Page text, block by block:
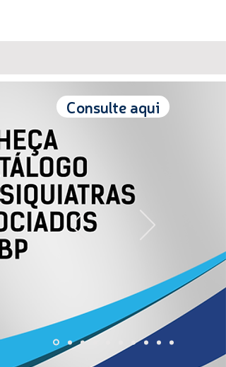
Consulte aqui